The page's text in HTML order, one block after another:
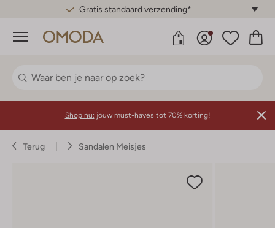
Gratis standaard verzending*
Menu
Shop nu: jouw must-haves tot 70% korting!
Terug Sandalen Meisjes